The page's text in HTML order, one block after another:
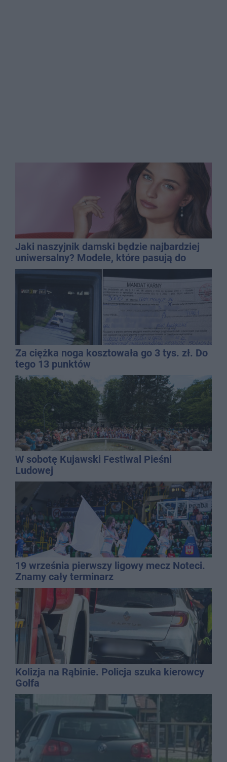
Jaki naszyjnik damski będzie najbardziej
uniwersalny? Modele, które pasują do
wielu stylizacji
Za ciężka noga kosztowała go 3 tys. zł. Do
tego 13 punktów
W sobotę Kujawski Festiwal Pieśni
Ludowej
19 września pierwszy ligowy mecz Noteci.
Znamy cały terminarz
Kolizja na Rąbinie. Policja szuka kierowcy
Golfa